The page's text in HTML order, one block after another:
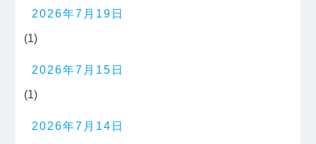
2026年7月19日
(1)
2026年7月15日
(1)
2026年7月14日